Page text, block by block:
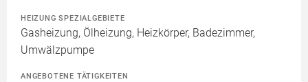
HEIZUNG SPEZIALGEBIETE
Gasheizung, Ölheizung, Heizkörper, Badezimmer,
Umwälzpumpe
ANGEBOTENE TÄTIGKEITEN